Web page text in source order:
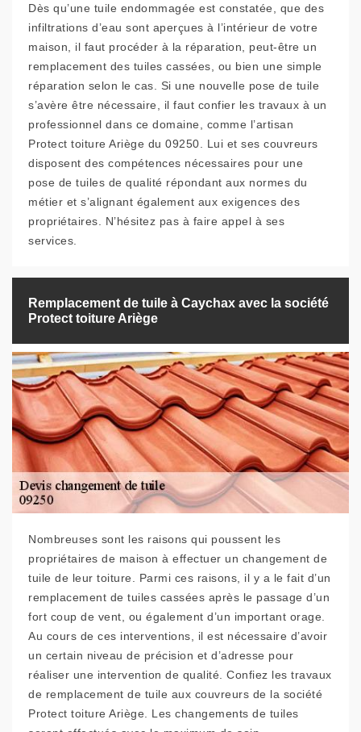
Dès qu’une tuile endommagée est constatée, que des
infiltrations d’eau sont aperçues à l’intérieur de votre
maison, il faut procéder à la réparation, peut-être un
remplacement des tuiles cassées, ou bien une simple
réparation selon le cas. Si une nouvelle pose de tuile
s’avère être nécessaire, il faut confier les travaux à un
professionnel dans ce domaine, comme l’artisan
Protect toiture Ariège du 09250. Lui et ses couvreurs
disposent des compétences nécessaires pour une
pose de tuiles de qualité répondant aux normes du
métier et s’alignant également aux exigences des
propriétaires. N’hésitez pas à faire appel à ses
services.
Remplacement de tuile à Caychax avec la société
Protect toiture Ariège
Nombreuses sont les raisons qui poussent les
propriétaires de maison à effectuer un changement de
tuile de leur toiture. Parmi ces raisons, il y a le fait d’un
remplacement de tuiles cassées après le passage d’un
fort coup de vent, ou également d’un important orage.
Au cours de ces interventions, il est nécessaire d’avoir
un certain niveau de précision et d’adresse pour
réaliser une intervention de qualité. Confiez les travaux
de remplacement de tuile aux couvreurs de la société
Protect toiture Ariège. Les changements de tuiles